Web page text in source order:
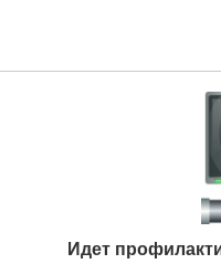
Идет